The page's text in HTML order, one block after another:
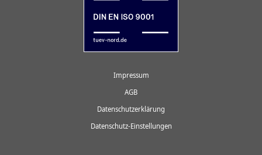
Impressum
AGB
Datenschutzerklärung
Datenschutz-Einstellungen